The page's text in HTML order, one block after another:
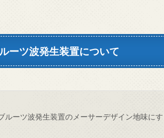
ーツ波発生装置について
ルーツ波発生装置のメーサーデザイン地味にす